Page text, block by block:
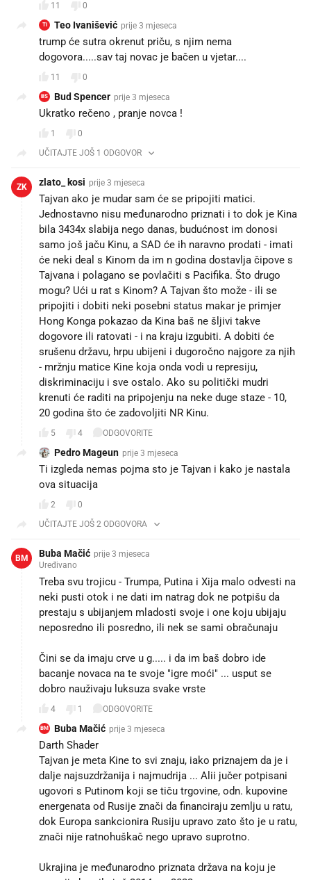
11 0
TI Teo Ivanišević prije 3 mjeseca
trump će sutra okrenut priču, s njim nema
dogovora.....sav taj novac je bačen u vjetar....
11 0
BS Bud Spencer prije 3 mjeseca
Ukratko rečeno , pranje novca !
1
0
UČITAJTE JOŠ 1 ODGOVOR
ZK zlato_ kosi prije 3 mjeseca
Tajvan ako je mudar sam će se pripojiti matici.
Jednostavno nisu međunarodno priznati i to dok je Kina
bila 3434x slabija nego danas, budućnost im donosi
samo još jaču Kinu, a SAD će ih naravno prodati - imati
će neki deal s Kinom da im n godina dostavlja čipove s
Tajvana i polagano se povlačiti s Pacifika. Što drugo
mogu? Ući u rat s Kinom? A Tajvan što može - ili se
pripojiti i dobiti neki posebni status makar je primjer
Hong Konga pokazao da Kina baš ne šljivi takve
dogovore ili ratovati - i na kraju izgubiti. A dobiti će
srušenu državu, hrpu ubijeni i dugoročno najgore za njih
- mržnju matice Kine koja onda vodi u represiju,
diskriminaciju i sve ostalo. Ako su politički mudri
krenuti će raditi na pripojenju na neke duge staze - 10,
20 godina što će zadovoljiti NR Kinu.
5 4 ODGOVORITE
Pedro Mageun prije 3 mjeseca
Ti izgleda nemas pojma sto je Tajvan i kako je nastala
ova situacija
2
0
UČITAJTE JOŠ 2 ODGOVORA
BM Buba Mačić prije 3 mjeseca
Uređivano
Treba svu trojicu - Trumpa, Putina i Xija malo odvesti na
neki pusti otok i ne dati im natrag dok ne potpišu da
prestaju s ubijanjem mladosti svoje i one koju ubijaju
neposredno ili posredno, ili nek se sami obračunaju
Čini se da imaju crve u g..... i da im baš dobro ide
bacanje novaca na te svoje "igre moći" ... usput se
dobro nauživaju luksuza svake vrste
4 1 ODGOVORITE
BM Buba Mačić prije 3 mjeseca
Darth Shader
Tajvan je meta Kine to svi znaju, iako priznajem da je i
dalje najsuzdržanija i najmudrija ... Alii jučer potpisani
ugovori s Putinom koji se tiču trgovine, odn. kupovine
energenata od Rusije znači da financiraju zemlju u ratu,
dok Europa sankcionira Rusiju upravo zato što je u ratu,
znači nije ratnohuškač nego upravo suprotno.
Ukrajina je međunarodno priznata država na koju je